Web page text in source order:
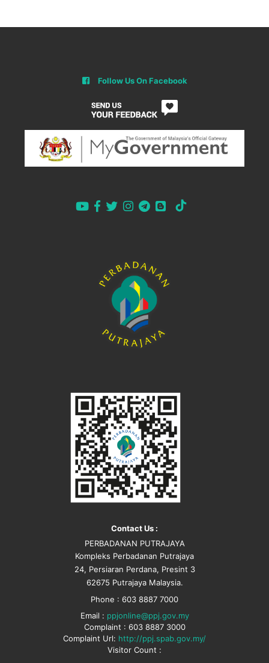
Follow Us On Facebook
Contact Us :
PERBADANAN PUTRAJAYA
Kompleks Perbadanan Putrajaya
24, Persiaran Perdana, Presint 3
62675 Putrajaya Malaysia.
Phone : 603 8887 7000
Email : ppjonline@ppj.gov.my
Complaint : 603 8887 3000
Complaint Url: http://ppj.spab.gov.my/
Visitor Count :